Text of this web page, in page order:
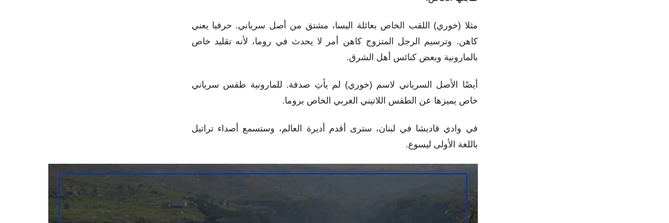
مثلا (خوري) اللقب الخاص بعائلة اليسا، مشتق من أصل سرياني. حرفيا يعني
كاهن. وترسيم الرجل المتزوج كاهن أمر لا يحدث في روما، لأنه تقليد خاص
بالمارونية وبعض كنائس أهل الشرق.
أيضًا الأصل السرياني لاسم (خوري) لم يأتِ صدفة. للمارونية طقس سرياني
خاص يميزها عن الطقس اللاتيني الغربي الخاص بروما.
في وادي قاديشا في لبنان، سترى أقدم أديرة العالم، وستسمع أصداء تراتيل
باللغة الأولى ليسوع.